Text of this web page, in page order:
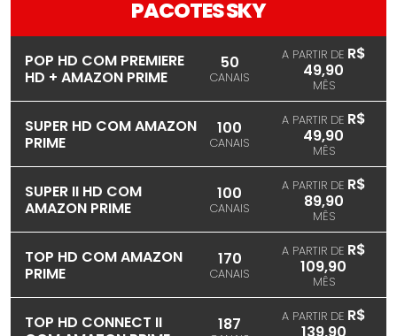
PACOTES SKY
POP HD COM PREMIERE
HD + AMAZON PRIME
50
CANAIS
A PARTIR DE R$
49,90
MÊS
SUPER HD COM AMAZON
PRIME
100
CANAIS
A PARTIR DE R$
49,90
MÊS
SUPER II HD COM
AMAZON PRIME
100
CANAIS
A PARTIR DE R$
89,90
MÊS
TOP HD COM AMAZON
PRIME
170
CANAIS
A PARTIR DE R$
109,90
MÊS
TOP HD CONNECT II
187 A PARTIR DE R$